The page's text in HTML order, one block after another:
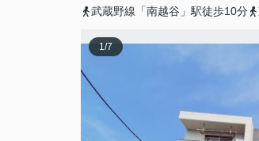
武蔵野線「南越谷」駅徒歩10分
1/7